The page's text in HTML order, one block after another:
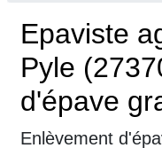
Epaviste
Pyle
d'épave
Enlèvement